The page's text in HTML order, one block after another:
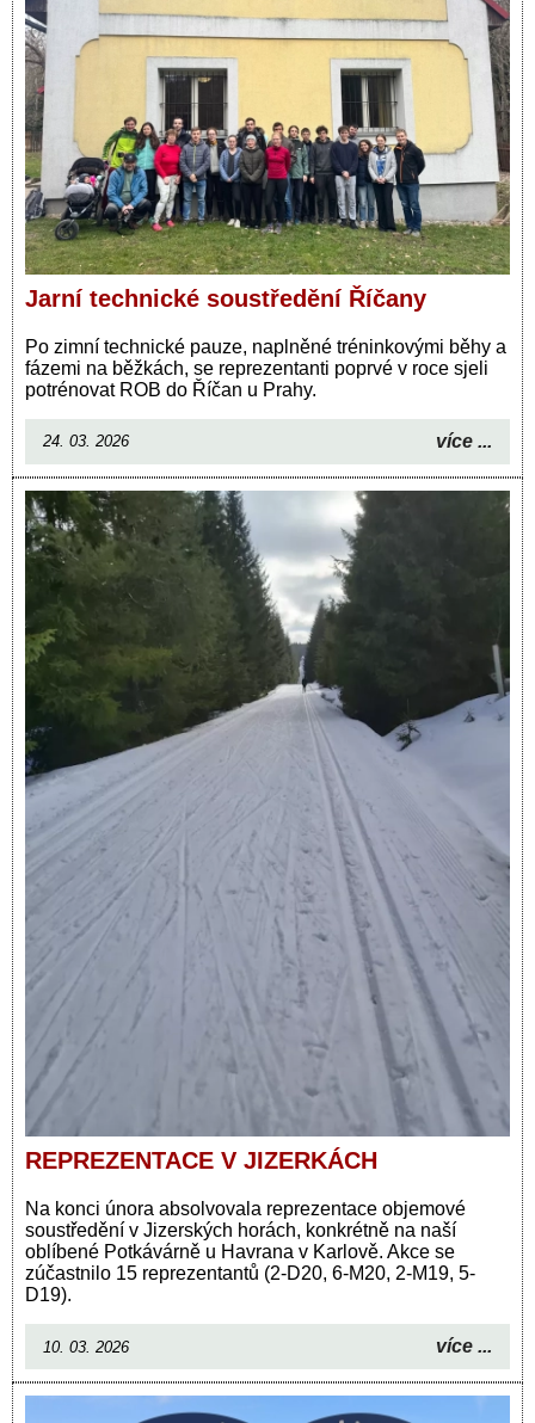
Jarní technické soustředění Říčany
Po zimní technické pauze, naplněné tréninkovými běhy a
fázemi na běžkách, se reprezentanti poprvé v roce sjeli
potrénovat ROB do Říčan u Prahy.
24. 03. 2026 více ...
REPREZENTACE V JIZERKÁCH
Na konci února absolvovala reprezentace objemové
soustředění v Jizerských horách, konkrétně na naší
oblíbené Potkávárně u Havrana v Karlově. Akce se
zúčastnilo 15 reprezentantů (2-D20, 6-M20, 2-M19, 5-
D19).
10. 03. 2026 více ...